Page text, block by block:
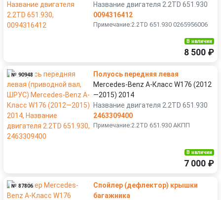
Название двигателя 2.2TD 651.930
0094316412
Примечание:2.2TD 651.930 0265956006
В наличии
8 500 ₽
№ 90948
Полуось передняя левая
Mercedes-Benz A-Класс W176 (2012
—2015) 2014
Название двигателя 2.2TD 651.930
2463309400
Примечание:2.2TD 651.930 АКПП
В наличии
7 000 ₽
№ 87806
Спойлер (дефлектор) крышки
багажника